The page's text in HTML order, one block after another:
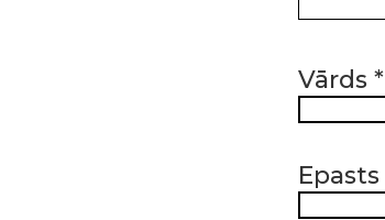
Vārds *
Epasts